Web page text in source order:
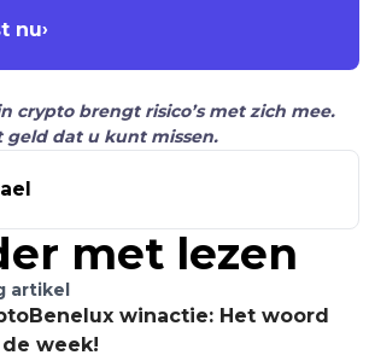
nu›
crypto brengt risico’s met zich mee.
geld dat u kunt missen.
met lezen
artikel
winactie: Het woord
week!